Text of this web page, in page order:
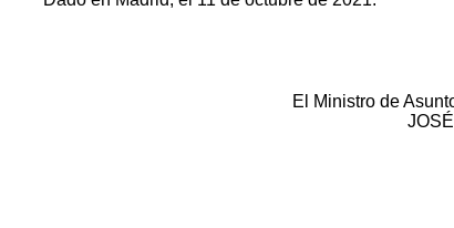
El Ministro de